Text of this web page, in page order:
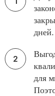
дней.
для